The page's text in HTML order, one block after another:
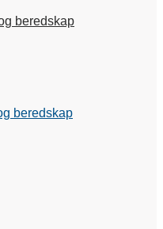
beredskap
beredskap